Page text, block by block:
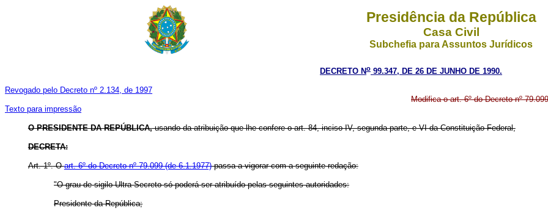
Presidência da República
Casa Civil
Subchefia para Assuntos Jurídicos
DECRETO No 99.347, DE 26 DE JUNHO DE 1990.
Revogado pelo Decreto nº 2.134, de 1997
Texto para impressão
Modifica o art. 6º do Decreto nº
O PRESIDENTE DA REPÚBLICA,usando da atribuição que lhe confere o art. 84, inciso IV, segunda parte, e VI da Constituição Federal,
DECRETA:
Art. 1º.Oart. 6º do Decreto nº 79.099 (de 6.1.1977)passa a vigorar com a seguinte redação:
"O grau de sigilo Ultra-Secreto só poderá ser atribuído pelas seguintes autoridades:
Presidente da República;